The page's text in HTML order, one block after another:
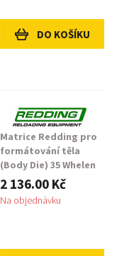
DO KOŠÍKU
Matrice Redding pro
formátování těla
(Body Die) 35 Whelen
Small Base
2 136.00 Kč
Na objednávku